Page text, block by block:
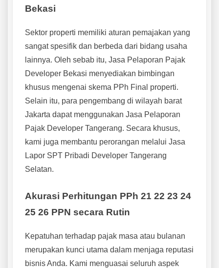
Bekasi
Sektor properti memiliki aturan pemajakan yang
sangat spesifik dan berbeda dari bidang usaha
lainnya. Oleh sebab itu, Jasa Pelaporan Pajak
Developer Bekasi menyediakan bimbingan
khusus mengenai skema PPh Final properti.
Selain itu, para pengembang di wilayah barat
Jakarta dapat menggunakan Jasa Pelaporan
Pajak Developer Tangerang. Secara khusus,
kami juga membantu perorangan melalui Jasa
Lapor SPT Pribadi Developer Tangerang
Selatan.
Akurasi Perhitungan PPh 21 22 23 24
25 26 PPN secara Rutin
Kepatuhan terhadap pajak masa atau bulanan
merupakan kunci utama dalam menjaga reputasi
bisnis Anda. Kami menguasai seluruh aspek